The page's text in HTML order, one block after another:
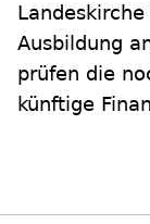
Ausbildung
prüfen die
künftige